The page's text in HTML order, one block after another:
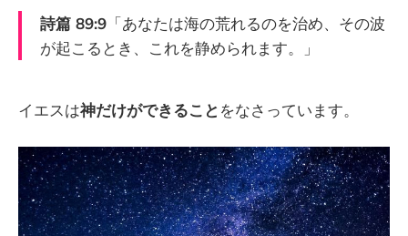
詩篇 89:9 「あなたは海の荒れるのを治め、その波
が起こるとき、これを静められます。」
イエスは神だけができること をなさっています。